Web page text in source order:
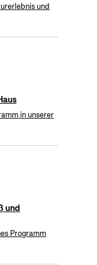
und
in unserer
und
Programm